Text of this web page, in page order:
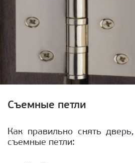
Съемные петли
Как правильно снять
съемные петли: